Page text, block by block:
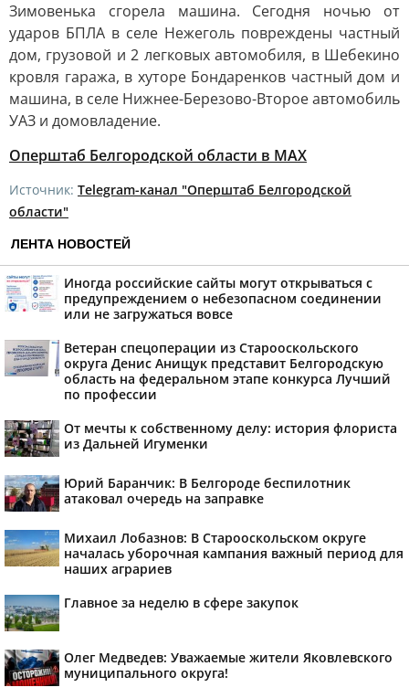
Зимовенька сгорела машина. Сегодня ночью от
ударов БПЛА в селе Нежеголь повреждены частный
дом, грузовой и 2 легковых автомобиля, в Шебекино
кровля гаража, в хуторе Бондаренков частный дом и
машина, в селе Нижнее-Березово-Второе автомобиль
УАЗ и домовладение.
Оперштаб Белгородской области в MAX
Источник: Telegram-канал "Оперштаб Белгородской
области"
ЛЕНТА НОВОСТЕЙ
Иногда российские сайты могут открываться с
предупреждением о небезопасном соединении
или не загружаться вовсе
Ветеран спецоперации из Старооскольского
округа Денис Анищук представит Белгородскую
область на федеральном этапе конкурса Лучший
по профессии
От мечты к собственному делу: история флориста
из Дальней Игуменки
Юрий Баранчик: В Белгороде беспилотник
атаковал очередь на заправке
Михаил Лобазнов: В Старооскольском округе
началась уборочная кампания важный период для
наших аграриев
Главное за неделю в сфере закупок
Олег Медведев: Уважаемые жители Яковлевского
муниципального округа!